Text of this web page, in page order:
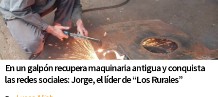
En un galpón recupera maquinaria antigua y conquista
las redes sociales: Jorge, el líder de “Los Rurales”